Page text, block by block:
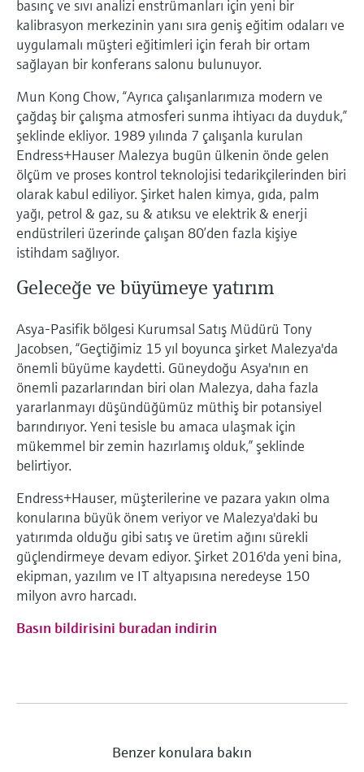
Ürünlere özgü bilgiler ve belgeler bulun
Yedek parçaları bulun
Ürün kökü, sipariş kodu veya seri numarasına
göre yedek parçaları bulun
Hepsini satın al
Mikrodalga iletimi ölçümü
Memosens teknolojisi
Hepsini satın al
basınç ve sıvı analizi enstrümanları için yeni bir
kalibrasyon merkezinin yanı sıra geniş eğitim odaları ve
uygulamalı müşteri eğitimleri için ferah bir ortam
sağlayan bir konferans salonu bulunuyor.
Mun Kong Chow, “Ayrıca çalışanlarımıza modern ve
çağdaş bir çalışma atmosferi sunma ihtiyacı da duyduk,”
şeklinde ekliyor. 1989 yılında 7 çalışanla kurulan
Endress+Hauser Malezya bugün ülkenin önde gelen
ölçüm ve proses kontrol teknolojisi tedarikçilerinden biri
olarak kabul ediliyor. Şirket halen kimya, gıda, palm
yağı, petrol & gaz, su & atıksu ve elektrik & enerji
endüstrileri üzerinde çalışan 80’den fazla kişiye
istihdam sağlıyor.
Geleceğe ve büyümeye yatırım
Asya-Pasifik bölgesi Kurumsal Satış Müdürü Tony
Jacobsen, “Geçtiğimiz 15 yıl boyunca şirket Malezya'da
önemli büyüme kaydetti. Güneydoğu Asya'nın en
önemli pazarlarından biri olan Malezya, daha fazla
yararlanmayı düşündüğümüz müthiş bir potansiyel
barındırıyor. Yeni tesisle bu amaca ulaşmak için
mükemmel bir zemin hazırlamış olduk,” şeklinde
belirtiyor.
Endress+Hauser, müşterilerine ve pazara yakın olma
konularına büyük önem veriyor ve Malezya'daki bu
yatırımda olduğu gibi satış ve üretim ağını sürekli
güçlendirmeye devam ediyor. Şirket 2016'da yeni bina,
ekipman, yazılım ve IT altyapısına neredeyse 150
milyon avro harcadı.
Basın bildirisini buradan indirin
Benzer konulara bakın